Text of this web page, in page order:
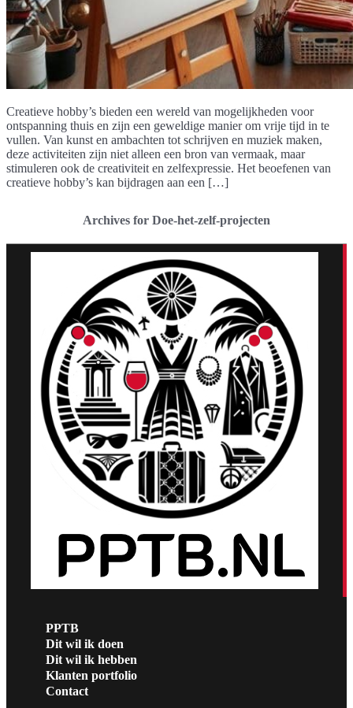
Creatieve hobby’s bieden een wereld van mogelijkheden voor
ontspanning thuis en zijn een geweldige manier om vrije tijd in te
vullen. Van kunst en ambachten tot schrijven en muziek maken,
deze activiteiten zijn niet alleen een bron van vermaak, maar
stimuleren ook de creativiteit en zelfexpressie. Het beoefenen van
creatieve hobby’s kan bijdragen aan een […]
Archives for Doe-het-zelf-projecten
PPTB
Dit wil ik doen
Dit wil ik hebben
Klanten portfolio
Contact